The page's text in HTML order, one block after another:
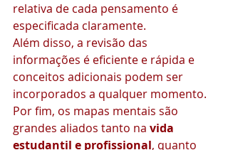
relativa de cada pensamento é
especificada claramente.
Além disso, a revisão das
informações é eficiente e rápida e
conceitos adicionais podem ser
incorporados a qualquer momento.
Por fim, os mapas mentais são
grandes aliados tanto na vida
estudantil e profissional, quanto